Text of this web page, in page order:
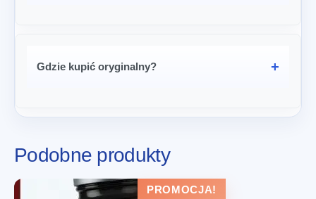
Gdzie kupić oryginalny?
Podobne produkty
PROMOCJA!